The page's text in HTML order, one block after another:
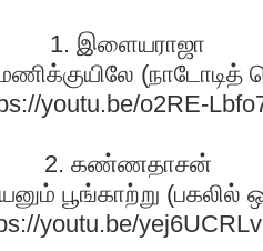
1. இளையராஜா
(நாடோடித்
youtu.be/o2RE-
2. கண்ணதாசன்
பூங்காற்று (பகலில்
youtu.be/